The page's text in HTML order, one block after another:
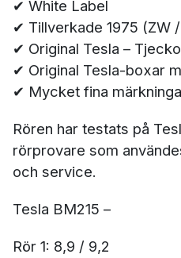
✔ White Label
✔ Tillverkade 1975 (ZW
✔ Original Tesla –
✔ Original Tesla-boxar
✔ Mycket fina
Rören har testats på
rörprovare som
och service.
Tesla BM215 –
Rör 1: 8,9 / 9,2